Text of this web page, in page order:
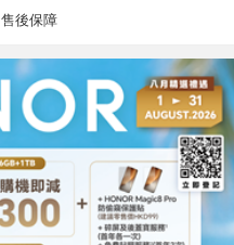
售後保障